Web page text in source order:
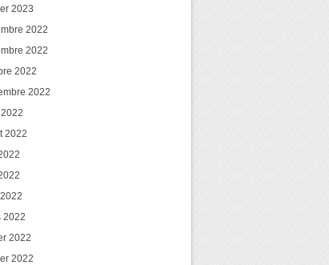
2023
2022
2022
2022
2022
2022
2022
2022
2022